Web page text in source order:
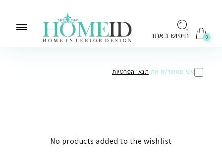
חיפוש באתר 0
אני מאשר/ת את תנאי הפרטיות
No products added to the wishlist